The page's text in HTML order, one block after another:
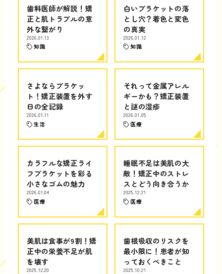
歯科医師が解説！矯
正と肌トラブルの意
外な繋がり
2026.01.13
知識
白いブラケットの落
とし穴？着色と変色
の真実
2026.01.12
知識
さよならブラケッ
ト！矯正装置を外す
日の全記録
2026.01.11
生活
それって金属アレル
ギーかも？矯正装置
と謎の湿疹
2026.01.05
医療
カラフルな矯正ライ
フブラケットを彩る
小さなゴムの魅力
2026.01.04
医療
睡眠不足は美肌の大
敵！矯正中のストレ
スとどう向き合うか
2025.12.21
医療
美肌は食事が9割！矯
正中の栄養不足が肌
を壊す
2025.12.20
歯根吸収のリスクを
最小限に！患者が知
っておくべきこと
2025.10.21